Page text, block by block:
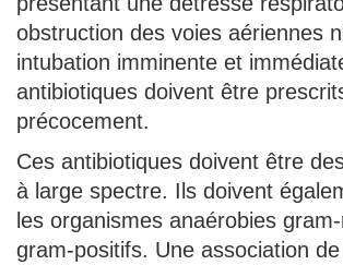
obstruction des voies aériennes
intubation imminente et
antibiotiques doivent être
précocement.
Ces antibiotiques doivent être
à large spectre. Ils doivent
les organismes anaérobies
gram-positifs. Une association de